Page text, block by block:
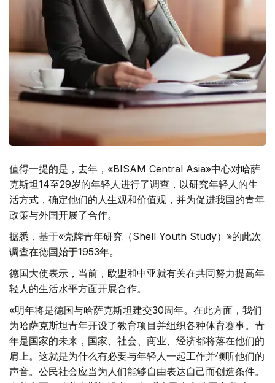
值得一提的是，去年，«BISAM Central Asia»中心对哈萨
克斯坦14至29岁的年轻人进行了调查，以研究年轻人的生
活方式，确定他们的人生观和价值观，并为促进我国的青年
政策与外国开展了合作。
据悉，基于«壳牌青年研究（Shell Youth Study）»的此次
调查在德国始于1953年。
德国大使表示，当前，欧盟和中亚就有关在共同努力提高年
轻人的生活水平方面开展合作。
«明年将是德国与哈萨克斯坦建交30周年。在此方面，我们
为哈萨克斯坦青年开设了教育项目并组织各种体育赛事。青
年是国家的未来，国家、社会、商业、经济都将落在他们的
肩上。这就是为什么有必要与年轻人一起工作并倾听他们的
声音。公民社会应当为人们能够自由表达自己而创造条件。